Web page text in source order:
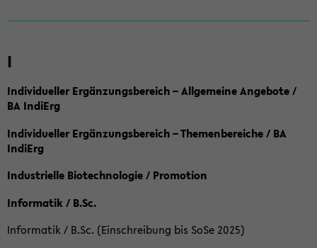
I
Individueller Ergänzungsbereich – Allgemeine Angebote /
BA IndiErg
Individueller Ergänzungsbereich – Themenbereiche / BA
IndiErg
Industrielle Biotechnologie / Promotion
Informatik / B.Sc.
Informatik / B.Sc. (Einschreibung bis SoSe 2025)